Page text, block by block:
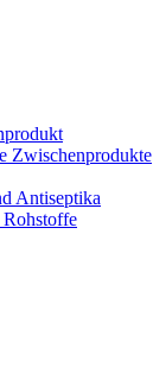
Zwischenprodukte
Antiseptika
Rohstoffe